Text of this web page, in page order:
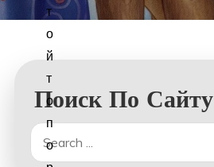
Поиск По Сайту
Search
for:
т
о
й
т
о
п
о